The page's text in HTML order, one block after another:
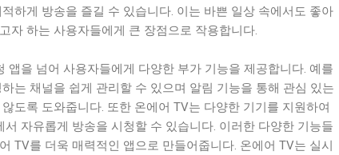
하게 방송을 즐길 수 있습니다. 이는 바쁜 일상 속에서도 좋아
자 하는 사용자들에게 큰 장점으로 작용합니다.
앱을 넘어 사용자들에게 다양한 부가 기능을 제공합니다. 예를
는 채널을 쉽게 관리할 수 있으며 알림 기능을 통해 관심 있는
도록 도와줍니다. 또한 온에어 TV는 다양한 기기를 지원하여
자유롭게 방송을 시청할 수 있습니다. 이러한 다양한 기능들
TV를 더욱 매력적인 앱으로 만들어줍니다. 온에어 TV는 실시